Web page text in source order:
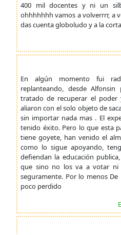
400 mil docentes y ni un
ohhhhhhh vamos a volverrrr, a
das cuenta globoludo y a la
En algún momento fui
replanteando, desde
tratado de recuperar el
aliaron con el solo objeto de
sin importar nada mas . El
tenido éxito. Pero lo que esta
tiene goyete, han venido el
como lo sigue apoyando,
defiendan la educación
que sino no los va a votar ni
seguramente. Por lo menos
poco perdido